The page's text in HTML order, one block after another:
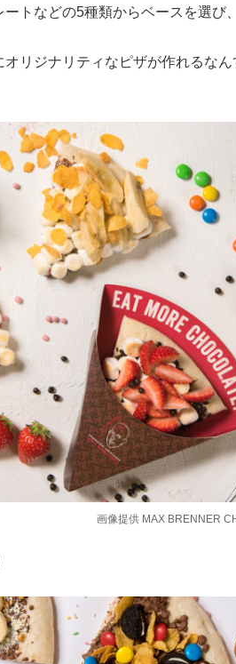
トなどの5種類からベースを選び
リジナリティなピザが作れるな
画像提供 MAX BRENNER